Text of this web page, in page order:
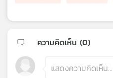
ความคิดเห็น (0)